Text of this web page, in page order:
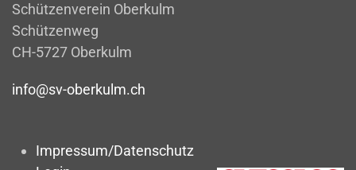
Schützenverein Oberkulm
Schützenweg
CH-5727 Oberkulm
info@sv-oberkulm.ch
Impressum/Datenschutz